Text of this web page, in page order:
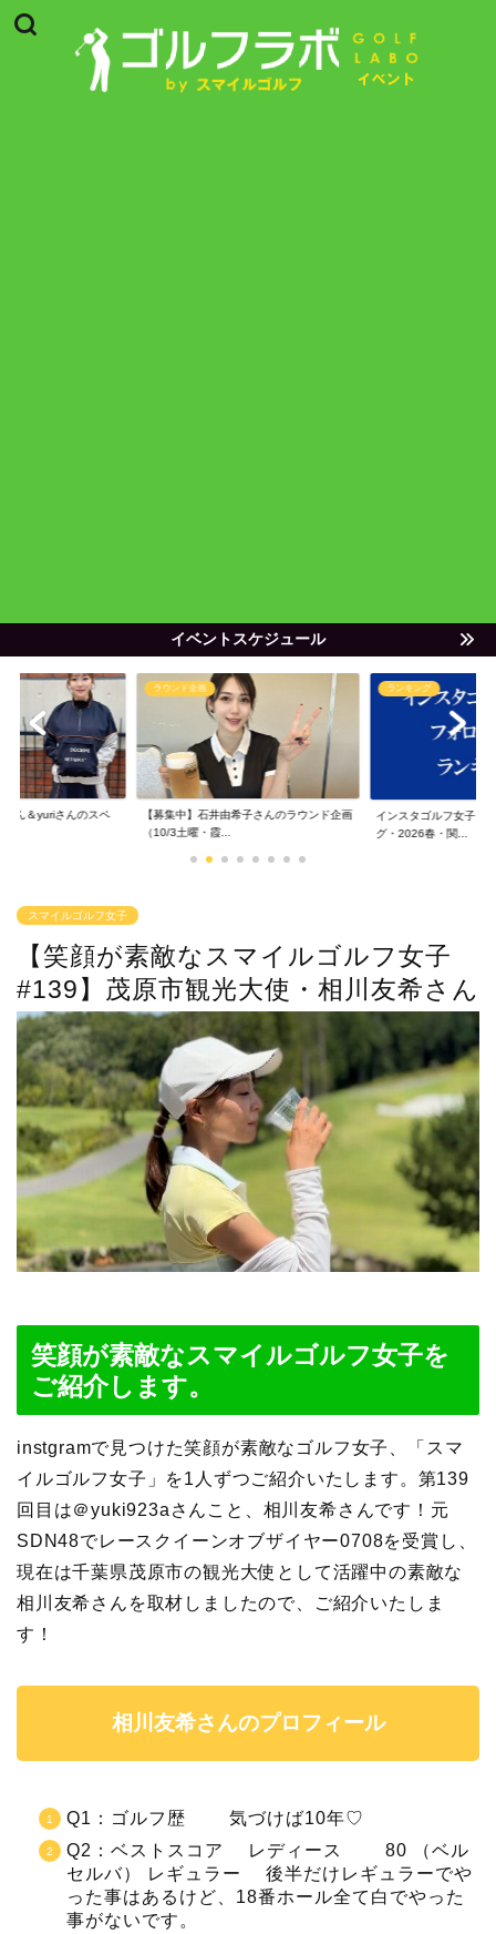
イベントスケジュール
ん＆yuriさんのスペ
ラウンド企画
【募集中】石井由希子さんのラウンド企画
（10/3土曜・霞...
ランキング
インスタゴルフ女子フ
グ・2026春・関...
スマイルゴルフ女子
【笑顔が素敵なスマイルゴルフ女子
#139】茂原市観光大使・相川友希さん
笑顔が素敵なスマイルゴルフ女子を
ご紹介します。
instgramで見つけた笑顔が素敵なゴルフ女子、「スマ
イルゴルフ女子」を1人ずつご紹介いたします。第139
回目は＠yuki923aさんこと、相川友希さんです！元
SDN48でレースクイーンオブザイヤー0708を受賞し、
現在は千葉県茂原市の観光大使として活躍中の素敵な
相川友希さんを取材しましたので、ご紹介いたしま
す！
相川友希さんのプロフィール
Q1：ゴルフ歴 気づけば10年♡
Q2：ベストスコア レディース 80 （ベル
セルバ） レギュラー 後半だけレギュラーでや
った事はあるけど、18番ホール全て白でやった
事がないです。